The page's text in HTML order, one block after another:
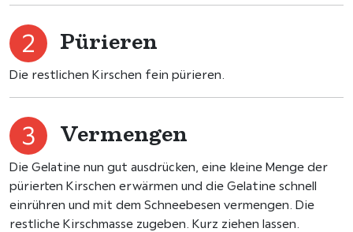
Pürieren
Die restlichen Kirschen fein pürieren.
Vermengen
Die Gelatine nun gut ausdrücken, eine kleine Menge der
pürierten Kirschen erwärmen und die Gelatine schnell
einrühren und mit dem Schneebesen vermengen. Die
restliche Kirschmasse zugeben. Kurz ziehen lassen.